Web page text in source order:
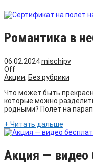
Романтика в
06.02.2024mischipv
Off
Акции, Без рубрики
Что может быть
которые можно
родными? Полет на
+ Читать дальше
Акция — видео